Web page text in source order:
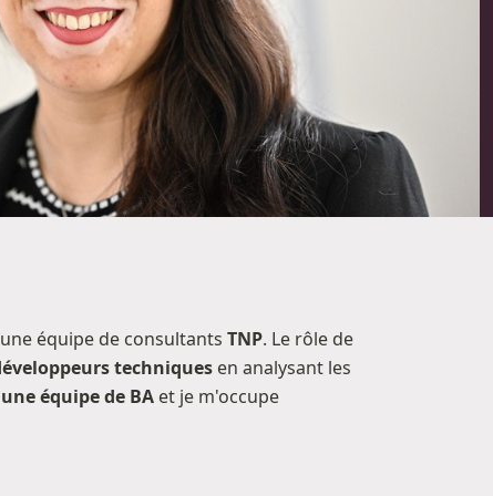
équipe de consultants TNP. Le rôle de
techniques en analysant les
une équipe de BA et je m'occupe